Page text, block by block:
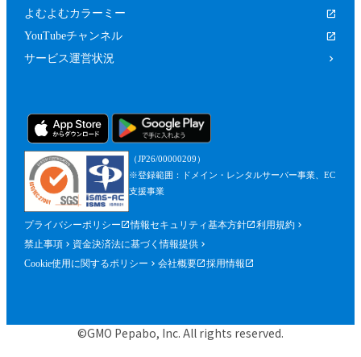
社が判断した方
前２項のため、当社は、参加者（参加の申
し込みをした者を含みます。）に対し、当
確認するための情報（法定代理人の連絡先
を含みます。）が確認できるものを含むが
これに限られません。）の提出を求めるこ
とができるものとし、参加者はこれに従う
ものとします。
第５条（参加申込）
参加申込は、当社が提供する申込専用ペー
当社は、前項に基づく参加申込について承
よむよむカラーミー
YouTubeチャンネル
サービス運営状況
（JP26/00000209）
※登録範囲：ドメイン・レンタルサーバー事業、EC
支援事業
プライバシーポリシー 情報セキュリティ基本方針
利用規約
禁止事項
資金決済法に基づく情報提供
Cookie使用に関するポリシー
会社概要 採用情報
©GMO Pepabo, Inc. All rights reserved.